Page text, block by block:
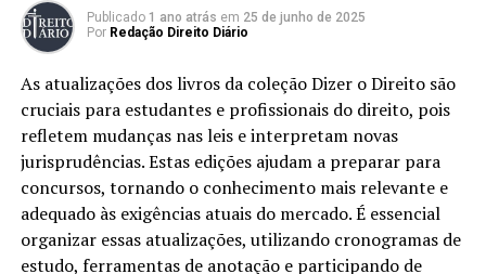
Art. 6º A pena de prisão
simples deve ser cumprida,
sem rigor penitenciário, em
estabelecimento especial
ou seção especial de prisão
comum, emregime semi-
aberto ou aberto.
Publicado 1 ano atrás em 25 de junho de 2025
Por Redação Direito Diário
As atualizações dos livros da coleção Dizer o Direito são
cruciais para estudantes e profissionais do direito, pois
refletem mudanças nas leis e interpretam novas
jurisprudências. Estas edições ajudam a preparar para
concursos, tornando o conhecimento mais relevante e
adequado às exigências atuais do mercado. É essencial
organizar essas atualizações, utilizando cronogramas de
estudo, ferramentas de anotação e participando de